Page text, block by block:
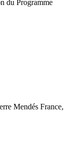
du Programme
Mendés France,